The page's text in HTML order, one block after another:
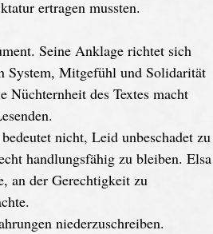
ertragen mussten.
Seine Anklage richtet sich
System, Mitgefühl und Solidarität
Nüchternheit des Textes macht
nicht, Leid unbeschadet zu
handlungsfähig zu bleiben. Elsa
an der Gerechtigkeit zu
niederzuschreiben.